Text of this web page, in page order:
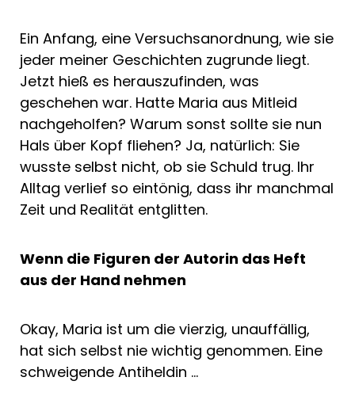
Ein Anfang, eine Versuchsanordnung, wie sie
jeder meiner Geschichten zugrunde liegt.
Jetzt hieß es herauszufinden, was
geschehen war. Hatte Maria aus Mitleid
nachgeholfen? Warum sonst sollte sie nun
Hals über Kopf fliehen? Ja, natürlich: Sie
wusste selbst nicht, ob sie Schuld trug. Ihr
Alltag verlief so eintönig, dass ihr manchmal
Zeit und Realität entglitten.
Wenn die Figuren der Autorin das Heft
aus der Hand nehmen
Okay, Maria ist um die vierzig, unauffällig,
hat sich selbst nie wichtig genommen. Eine
schweigende Antiheldin …